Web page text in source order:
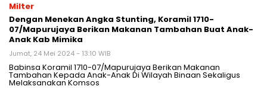
Milter
Dengan Menekan Angka Stunting, Koramil 1710-
07/Mapurujaya Berikan Makanan Tambahan Buat Anak-
Anak Kab Mimika
Jumat, 24 Mei 2024 - 13:10 WIB
Babinsa Koramil 1710-07/Mapurujaya Berikan Makanan
Tambahan Kepada Anak-Anak Di Wilayah Binaan Sekaligus
Melaksanakan Komsos